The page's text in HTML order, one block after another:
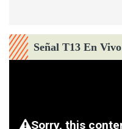
Señal T13 En Vivo